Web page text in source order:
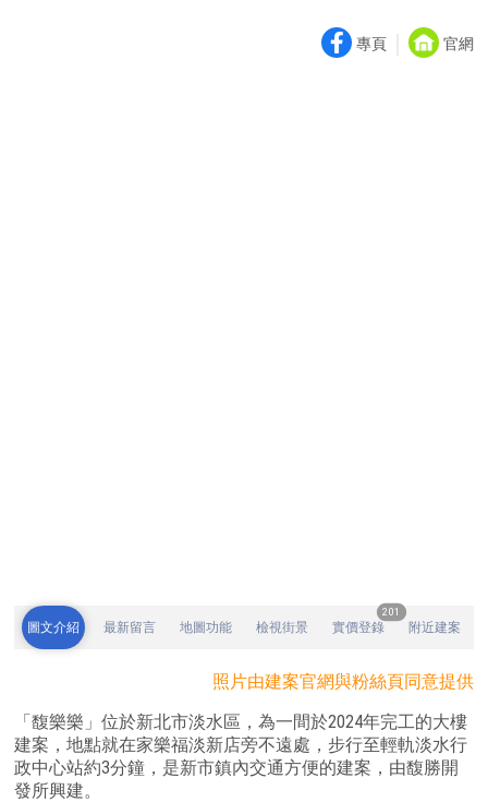
專頁｜ 官網
圖文介紹 最新留言 地圖功能 檢視街景 實價登錄
201
附近建案
照片由建案官網與粉絲頁同意提供
「馥樂樂」位於新北市淡水區，為一間於2024年完工的大樓
建案，地點就在家樂福淡新店旁不遠處，步行至輕軌淡水行
政中心站約3分鐘，是新市鎮內交通方便的建案，由馥勝開
發所興建。